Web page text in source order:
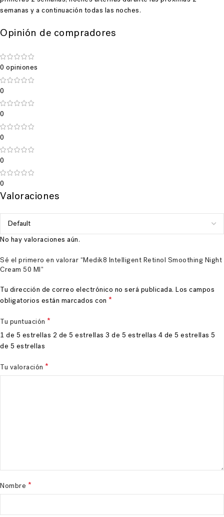
semanas y a continuación todas las noches.
Opinión de compradores
0 opiniones
0
0
0
0
0
Valoraciones
No hay valoraciones aún.
Sé el primero en valorar “Medik8 Intelligent Retinol Smoothing Night
Cream 50 Ml”
Tu dirección de correo electrónico no será publicada. Los campos
obligatorios están marcados con *
Tu puntuación *
1 de 5 estrellas 2 de 5 estrellas 3 de 5 estrellas 4 de 5 estrellas 5
de 5 estrellas
Tu valoración *
Nombre *